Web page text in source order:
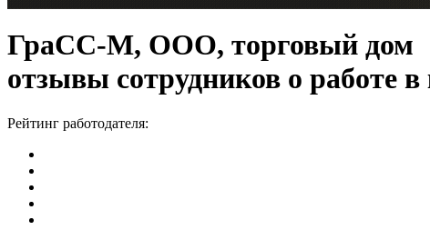
ГраСС-М, ООО, торговый дом
отзывы сотрудников о работе
Рейтинг работодателя: